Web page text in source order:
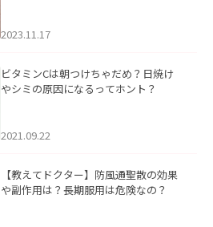
2023.11.17
ビタミンCは朝つけちゃだめ？日焼け
やシミの原因になるってホント？
2021.09.22
【教えてドクター】防風通聖散の効果
や副作用は？長期服用は危険なの？